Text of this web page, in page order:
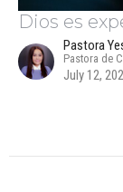
Dios es
Pastora
Pastora de
July 12,